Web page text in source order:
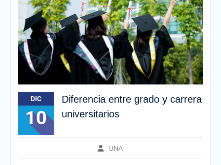
DIC
10
Diferencia entre grado y carrera
universitarios
UNA